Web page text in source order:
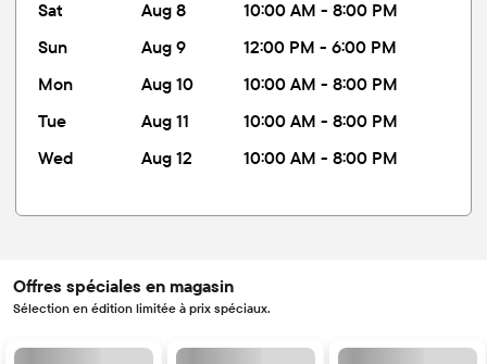
sat
Aug 8
10:00 AM - 8:00 PM
sun
Aug 9
12:00 PM - 6:00 PM
mon
Aug 10
10:00 AM - 8:00 PM
tue
Aug 11
10:00 AM - 8:00 PM
wed
Aug 12 10:00 AM - 8:00 PM
Offres spéciales en magasin
Sélection en édition limitée à prix spéciaux.